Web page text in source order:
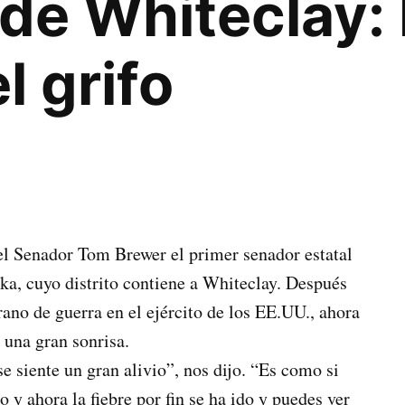
Whiteclay:
grifo
Tom Brewer el primer senador estatal
cuyo distrito contiene a Whiteclay. Después
de guerra en el ejército de los EE.UU., ahora
gran sonrisa.
siente un gran alivio”, nos dijo. “Es como si
y ahora la fiebre por fin se ha ido y puedes ver